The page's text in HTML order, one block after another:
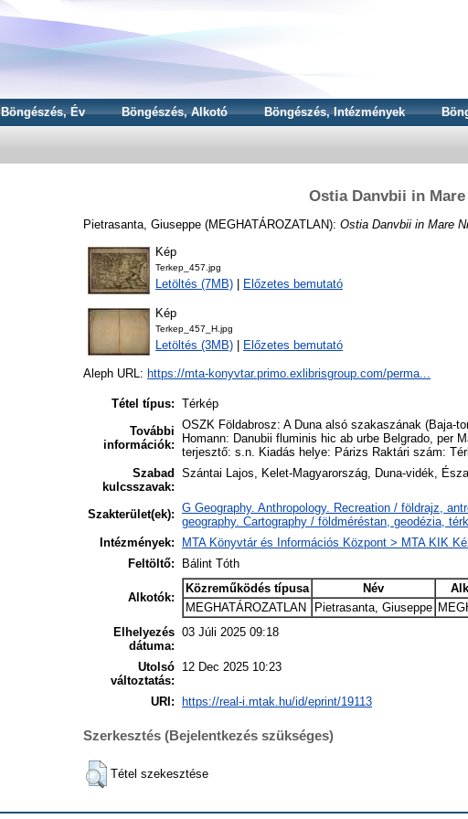
Böngészés, Év Böngészés, Alkotó Böngészés, Intézmények
Ostia Danvbii in
Pietrasanta, Giuseppe (MEGHATÁROZATLAN): Ostia Danvbii in Mare
Kép
Terkep_457.jpg
Letöltés (7MB) Előzetes bemutató
Kép
Terkep_457_H.jpg
Letöltés (3MB) Előzetes bemutató
Aleph URL: https://mta-konyvtar.primo.exlibrisgroup.com/perma...
Tétel típus: Térkép
További
információk:
OSZK Földabrosz: A Duna alsó szakaszának (Baja-
Homann: Danubii fluminis hic ab urbe Belgrado, per
terjesztő: s.n. Kiadás helye: Párizs Raktári szám:
Szabad
kulcsszavak:
Szántai Lajos, Kelet-Magyarország, Duna-vidék,
Szakterület(ek): G Geography. Anthropology. Recreation / földrajz,
geography. Cartography / földméréstan, geodézia,
Intézmények:
MTA Könyvtár és Információs Központ > MTA KIK
Feltöltő:
Bálint Tóth
Alkotók:
Közreműködés típusa Név
MEGHATÁROZATLAN
Pietrasanta, Giuseppe
Elhelyezés
dátuma:
03 Júli 2025 09:18
Utolsó
változtatás:
12 Dec 2025 10:23
URI: https://real-i.mtak.hu/id/eprint/19113
Szerkesztés (Bejelentkezés szükséges)
Tétel szekesztése